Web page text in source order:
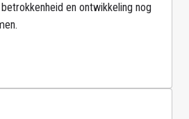
en ontwikkeling nog